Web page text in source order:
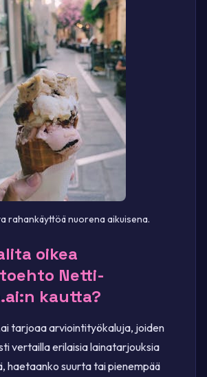
rahankäyttöä nuorena aikuisena.
oikea
Netti-
kautta?
tarjoaa arviointityökaluja, joiden
vertailla erilaisia lainatarjouksia
haetaanko suurta tai pienempää